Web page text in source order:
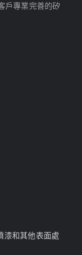
戶專業完善的矽
和其他表面處